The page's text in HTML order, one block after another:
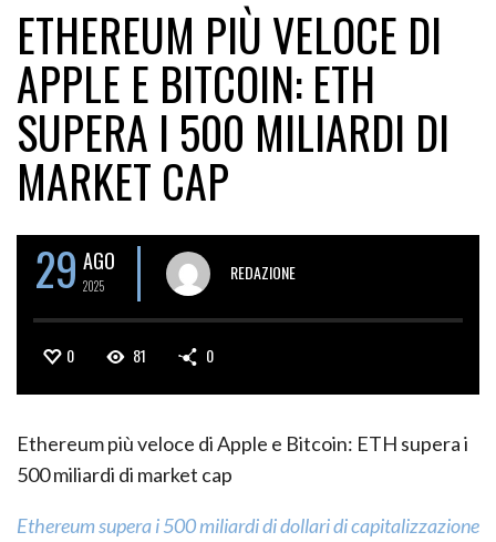
ETHEREUM PIÙ VELOCE DI
APPLE E BITCOIN: ETH
SUPERA I 500 MILIARDI DI
MARKET CAP
29 AGO
2025
REDAZIONE
0 81 0
Ethereum più veloce di Apple e Bitcoin: ETH supera i
500 miliardi di market cap
Ethereum supera i 500 miliardi di dollari di capitalizzazione